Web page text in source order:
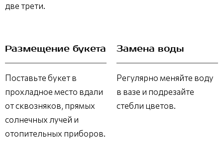
две трети.
Размещение букета
Поставьте букет в
прохладное место вдали
от сквозняков, прямых
солнечных лучей и
отопительных приборов.
Замена воды
Регулярно меняйте воду
в вазе и подрезайте
стебли цветов.